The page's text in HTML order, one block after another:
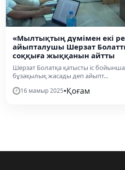
«Мылтықтың дүмімен екі
айыпталушы Шерзат
соққыға жыққанын айтты
Шерзат Болатқа қатысты іс
бұзақылық жасады деп айыпт...
16 мамыр 2025•Қоғам